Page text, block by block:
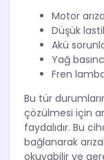
Motor
Düşük
Akü
Yağ
Fren
Bu tür
çözülmesi için
faydalıdır. Bu
bağlanarak
okuyabilir ve